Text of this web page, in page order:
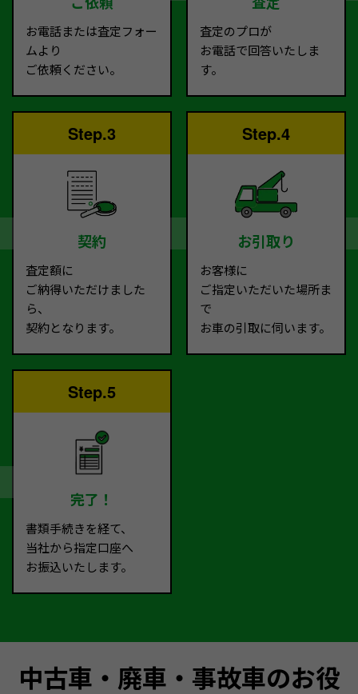
お電話または査定フォー
ムより
ご依頼ください。
査定のプロが
お電話で回答いたしま
す。
Step.3
契約
査定額に
ご納得いただけました
ら、
契約となります。
Step.4
お引取り
お客様に
ご指定いただいた場所ま
で
お車の引取に伺います。
Step.5
完了！
書類手続きを経て、
当社から指定口座へ
お振込いたします。
中古車・廃車・事故車のお役